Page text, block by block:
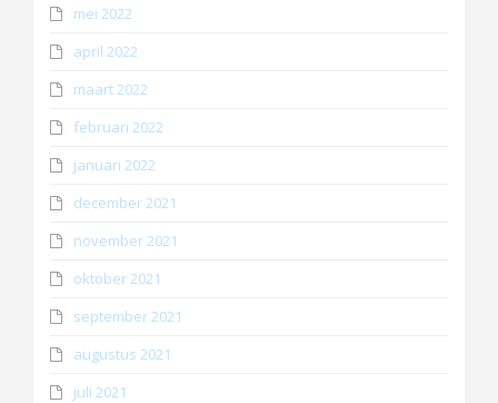
mei 2022
april 2022
maart 2022
februari 2022
januari 2022
december 2021
november 2021
oktober 2021
september 2021
augustus 2021
juli 2021